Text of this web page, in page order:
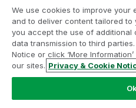
Analiz
Analiz Modernleştirme
We use cookies to improve your
and to deliver content tailored to
you accept the use of additional
data transmission to third
Notice or click ‘More
our sites. Privacy & Cookie
Ok